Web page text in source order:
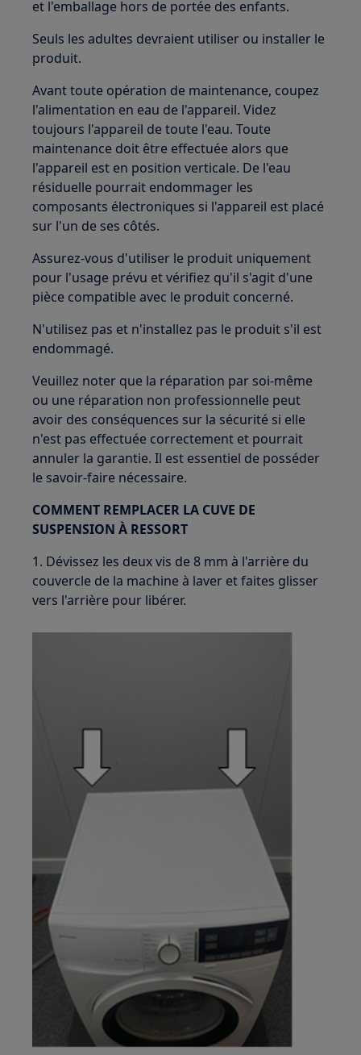
et l'emballage hors de portée des enfants.
Seuls les adultes devraient utiliser ou installer le
produit.
Avant toute opération de maintenance, coupez
l'alimentation en eau de l'appareil. Videz
toujours l'appareil de toute l'eau. Toute
maintenance doit être effectuée alors que
l'appareil est en position verticale. De l'eau
résiduelle pourrait endommager les
composants électroniques si l'appareil est placé
sur l'un de ses côtés.
Assurez-vous d'utiliser le produit uniquement
pour l'usage prévu et vérifiez qu'il s'agit d'une
pièce compatible avec le produit concerné.
N'utilisez pas et n'installez pas le produit s'il est
endommagé.
Veuillez noter que la réparation par soi-même
ou une réparation non professionnelle peut
avoir des conséquences sur la sécurité si elle
n'est pas effectuée correctement et pourrait
annuler la garantie. Il est essentiel de posséder
le savoir-faire nécessaire.
COMMENT REMPLACER LA CUVE DE
SUSPENSION À RESSORT
1. Dévissez les deux vis de 8 mm à l'arrière du
couvercle de la machine à laver et faites glisser
vers l'arrière pour libérer.